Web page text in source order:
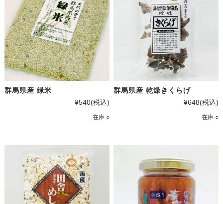
群馬県産 緑米
¥540(税込)
在庫 ○
群馬県産 乾燥きくらげ
¥648(税込)
在庫 ○